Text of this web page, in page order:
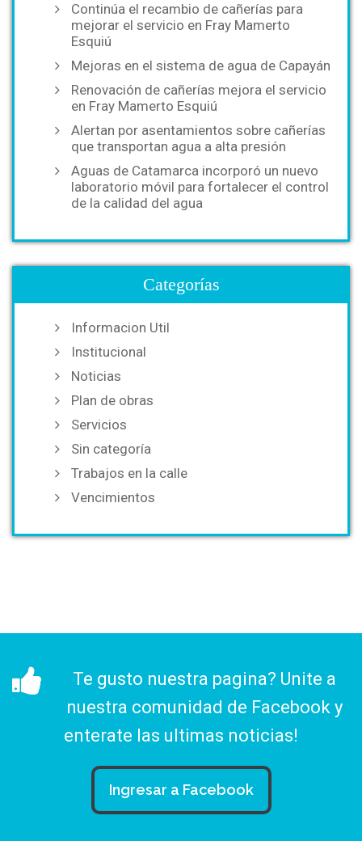
Continúa el recambio de cañerías para
mejorar el servicio en Fray Mamerto
Esquiú
Mejoras en el sistema de agua de Capayán
Renovación de cañerías mejora el servicio
en Fray Mamerto Esquiú
Alertan por asentamientos sobre cañerías
que transportan agua a alta presión
Aguas de Catamarca incorporó un nuevo
laboratorio móvil para fortalecer el control
de la calidad del agua
Categorías
Informacion Util
Institucional
Noticias
Plan de obras
Servicios
Sin categoría
Trabajos en la calle
Vencimientos
Te gusto nuestra pagina? Unite a
nuestra comunidad de Facebook y
enterate las ultimas noticias!
Ingresar a Facebook